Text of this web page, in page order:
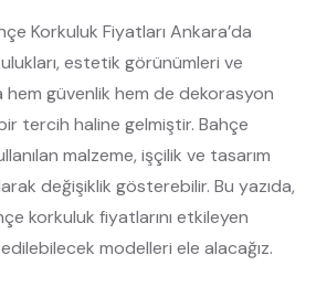
Korkuluk Fiyatları Ankara’da
estetik görünümleri ve
hem güvenlik hem de dekorasyon
tercih haline gelmiştir. Bahçe
malzeme, işçilik ve tasarım
değişiklik gösterebilir. Bu yazıda,
korkuluk fiyatlarını etkileyen
modelleri ele alacağız.